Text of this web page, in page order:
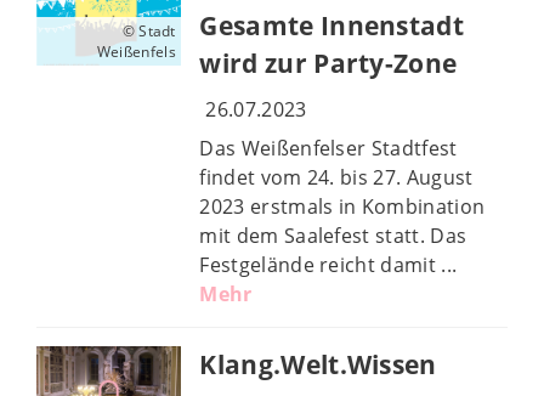
© Stadt
Weißenfels
Gesamte Innenstadt
wird zur Party-Zone
26.07.2023
Das Weißenfelser Stadtfest
findet vom 24. bis 27. August
2023 erstmals in Kombination
mit dem Saalefest statt. Das
Festgelände reicht damit ...
Mehr
Klang.Welt.Wissen